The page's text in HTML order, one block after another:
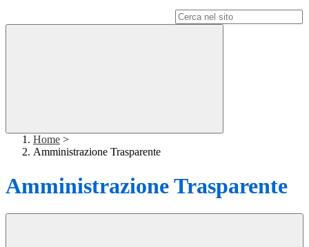
Home >
Amministrazione Trasparente
Amministrazione Trasparente